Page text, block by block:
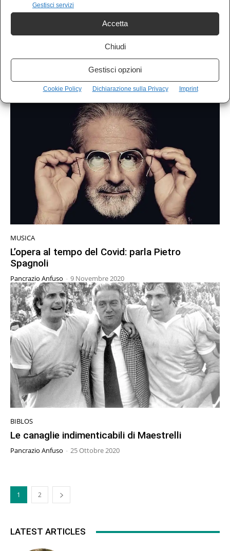
Gestisci servizi
Accetta
Chiudi
Gestisci opzioni
Cookie Policy Dichiarazione sulla Privacy Imprint
Canzoni e libertà: da Victor Jara al Grup Yorum
Pancrazio Anfuso - 23 Novembre 2020
MUSICA
L’opera al tempo del Covid: parla Pietro
Spagnoli
Pancrazio Anfuso - 9 Novembre 2020
BIBLOS
Le canaglie indimenticabili di Maestrelli
Pancrazio Anfuso - 25 Ottobre 2020
1 2
LATEST ARTICLES